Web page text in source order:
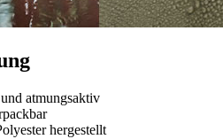
atmungsaktiv
hergestellt